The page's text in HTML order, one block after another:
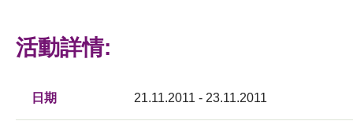
活動詳情:
日期 21.11.2011 - 23.11.2011